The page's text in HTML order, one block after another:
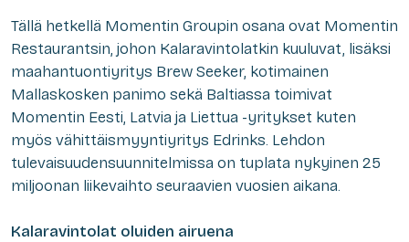
Tällä hetkellä Momentin Groupin osana ovat Momentin
Restaurantsin, johon Kalaravintolatkin kuuluvat, lisäksi
maahantuontiyritys Brew Seeker, kotimainen
Mallaskosken panimo sekä Baltiassa toimivat
Momentin Eesti, Latvia ja Liettua -yritykset kuten
myös vähittäismyyntiyritys Edrinks. Lehdon
tulevaisuudensuunnitelmissa on tuplata nykyinen 25
miljoonan liikevaihto seuraavien vuosien aikana.
Kalaravintolat oluiden airuena